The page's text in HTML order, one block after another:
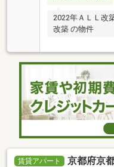
2022年ＡＬＬ改
改築 の物件
賃貸アパート
京都府京